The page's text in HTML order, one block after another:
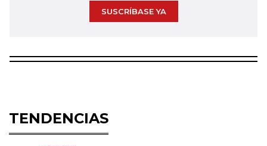
SUSCRÍBASE YA
TENDENCIAS